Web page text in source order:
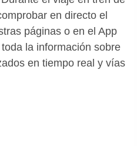
en directo el
páginas o en el App
la información sobre
en tiempo real y vías